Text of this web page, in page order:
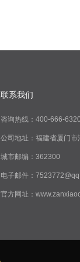
联系我们
咨询热线：400-666-6320
公司地址：福建省厦门
城市邮编：362300
电子邮件：
官方网址：